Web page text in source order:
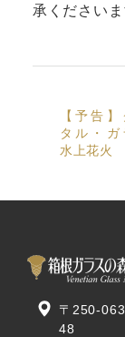
承ください
【予告
タル・ガ
水上花火
〒250-
48